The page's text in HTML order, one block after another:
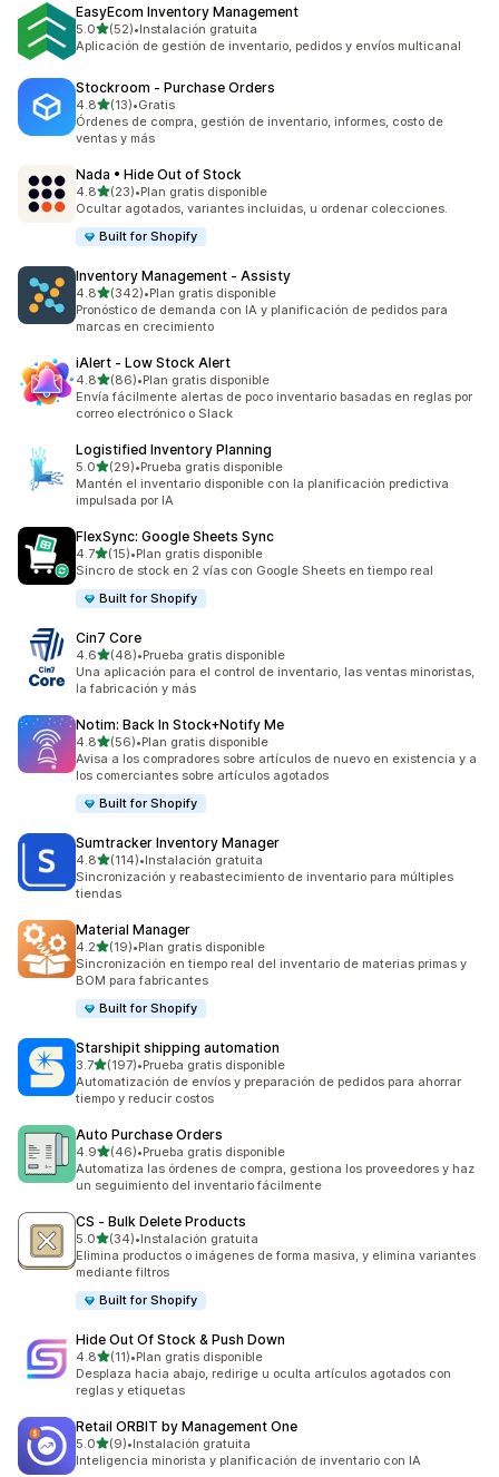
EasyEcom Inventory Management
5.0de 5 estrellas
(52)
52 reseñas en total
•Instalación gratuita
Aplicación de gestión de inventario, pedidos y envíos multicanal
Stockroom ‑ Purchase Orders
4.8de 5 estrellas
(13)
13 reseñas en total
•Gratis
Órdenes de compra, gestión de inventario, informes, costo de
ventas y más
Nada • Hide Out of Stock
4.8de 5 estrellas
(23)
23 reseñas en total
•Plan gratis disponible
Ocultar agotados, variantes incluidas, u ordenar colecciones.
Built for Shopify
Inventory Management ‑ Assisty
4.8de 5 estrellas
(342)
342 reseñas en total
•Plan gratis disponible
Pronóstico de demanda con IA y planificación de pedidos para
marcas en crecimiento
iAlert ‑ Low Stock Alert
4.8de 5 estrellas
(86)
86 reseñas en total
•Plan gratis disponible
Envía fácilmente alertas de poco inventario basadas en reglas por
correo electrónico o Slack
Logistified Inventory Planning
5.0de 5 estrellas
(29)
29 reseñas en total
•Prueba gratis disponible
Mantén el inventario disponible con la planificación predictiva
impulsada por IA
FlexSync: Google Sheets Sync
4.7de 5 estrellas
(15)
15 reseñas en total
•Plan gratis disponible
Sincro de stock en 2 vías con Google Sheets en tiempo real
Built for Shopify
Cin7 Core
4.6de 5 estrellas
(48)
48 reseñas en total
•Prueba gratis disponible
Una aplicación para el control de inventario, las ventas minoristas,
la fabricación y más
Notim: Back In Stock+Notify Me
4.8de 5 estrellas
(56)
56 reseñas en total
•Plan gratis disponible
Avisa a los compradores sobre artículos de nuevo en existencia y a
los comerciantes sobre artículos agotados
Built for Shopify
Sumtracker Inventory Manager
4.8de 5 estrellas
(114)
114 reseñas en total
•Instalación gratuita
Sincronización y reabastecimiento de inventario para múltiples
tiendas
Material Manager
4.2de 5 estrellas
(19)
19 reseñas en total
•Plan gratis disponible
Sincronización en tiempo real del inventario de materias primas y
BOM para fabricantes
Built for Shopify
Starshipit shipping automation
3.7de 5 estrellas
(197)
197 reseñas en total
•Prueba gratis disponible
Automatización de envíos y preparación de pedidos para ahorrar
tiempo y reducir costos
Auto Purchase Orders
4.9de 5 estrellas
(46)
46 reseñas en total
•Prueba gratis disponible
Automatiza las órdenes de compra, gestiona los proveedores y haz
un seguimiento del inventario fácilmente
CS ‑ Bulk Delete Products
5.0de 5 estrellas
(34)
34 reseñas en total
•Instalación gratuita
Elimina productos o imágenes de forma masiva, y elimina variantes
mediante filtros
Built for Shopify
Hide Out Of Stock & Push Down
4.8de 5 estrellas
(11)
11 reseñas en total
•Plan gratis disponible
Desplaza hacia abajo, redirige u oculta artículos agotados con
reglas y etiquetas
Retail ORBIT by Management One
5.0de 5 estrellas
(9)
9 reseñas en total
•Instalación gratuita
Inteligencia minorista y planificación de inventario con IA